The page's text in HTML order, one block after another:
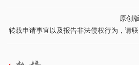
原创
转载申请事宜以及报告非法侵权行为，请